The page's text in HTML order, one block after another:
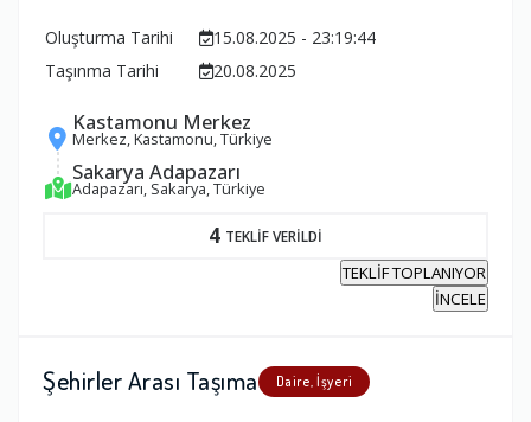
Oluşturma Tarihi
15.08.2025 - 23:19:44
Taşınma Tarihi
20.08.2025
Kastamonu Merkez
Merkez, Kastamonu, Türkiye
Sakarya Adapazarı
Adapazarı, Sakarya, Türkiye
4 TEKLİF VERİLDİ
TEKLİF TOPLANIYOR
İNCELE
Şehirler Arası Taşıma Daire, İşyeri